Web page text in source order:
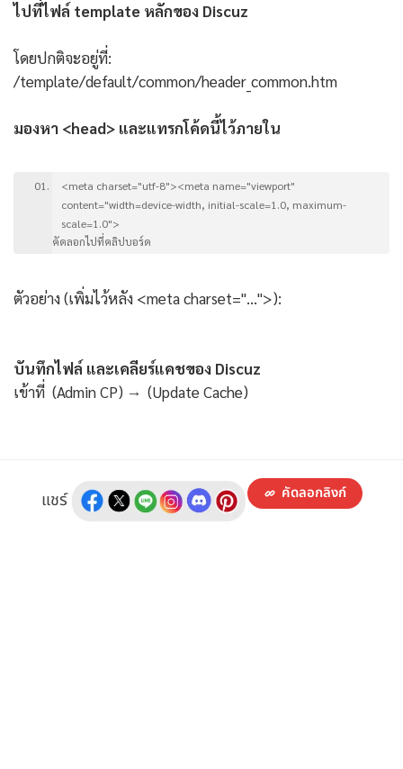
ไปที่ไฟล์ template หลักของ Discuz
โดยปกติจะอยู่ที่:
/template/default/common/header_common.htm
มองหา <head> และแทรกโค้ดนี้ไว้ภายใน
<meta charset="utf-8"><meta name="viewport"
content="width=device-width, initial-scale=1.0, maximum-
scale=1.0">
คัดลอกไปที่คลิปบอร์ด
ตัวอย่าง (เพิ่มไว้หลัง <meta charset="...">):
บันทึกไฟล์ และเคลียร์แคชของ Discuz
เข้าที่ (Admin CP) → (Update Cache)
แชร์ คัดลอกลิงก์